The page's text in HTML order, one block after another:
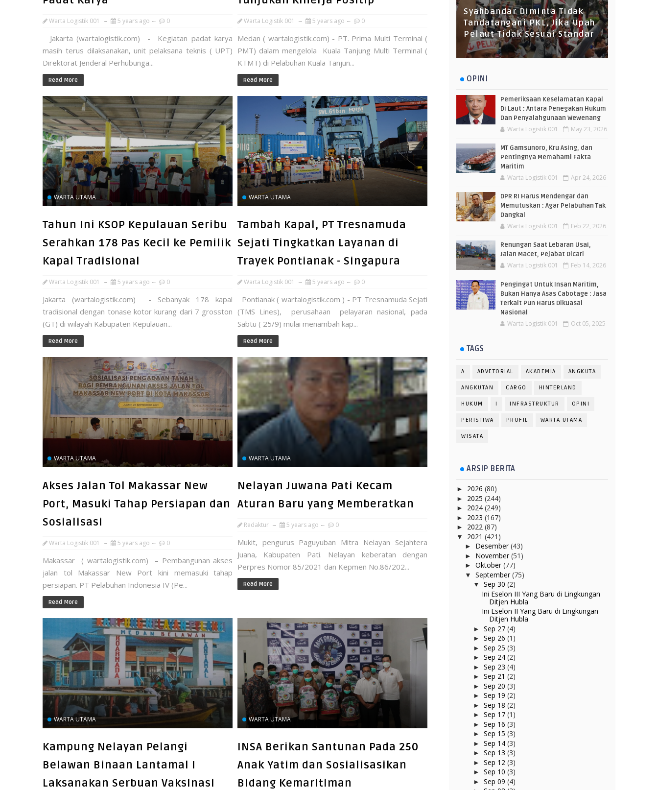
Warta Logistik 001 5 years ago 0
Jakarta (wartalogistik.com) - Kegiatan padat karya
masih terus dilaksanakan, unit pelaksana teknis ( UPT)
Direktorat Jenderal Perhubunga...
Read More
Warta Logistik 001 5 years ago 0
Medan ( wartalogistik.com) - PT. Prima Multi Terminal (
PMT) dalam mengelola Kuala Tanjung Multi Terminal (
KTMT) di Pelabuhan Kuala Tanjun...
Read More
WARTA UTAMA
Tahun Ini KSOP Kepulauan Seribu
Serahkan 178 Pas Kecil ke Pemilik
Kapal Tradisional
Warta Logistik 001 5 years ago 0
Jakarta (wartalogistik.com) - Sebanyak 178 kapal
tradisional dengan tonase kotor kurang dari 7 grosston
(GT) di wilayah Kabupaten Kepulauan...
Read More
WARTA UTAMA
Tambah Kapal, PT Tresnamuda
Sejati Tingkatkan Layanan di
Trayek Pontianak - Singapura
Warta Logistik 001 5 years ago 0
Pontianak ( wartalogistik.com ) - PT Tresnamuda Sejati
(TMS Lines), perusahaan pelayaran nasional, pada
Sabtu ( 25/9) mulai menambah kap...
Read More
WARTA UTAMA
Akses Jalan Tol Makassar New
Port, Masuki Tahap Persiapan dan
Sosialisasi
Warta Logistik 001 5 years ago 0
Makassar ( wartalogistik.com) – Pembangunan akses
jalan tol Makassar New Port kini memasuki tahap
persiapan. PT Pelabuhan Indonesia IV (Pe...
Read More
WARTA UTAMA
Nelayan Juwana Pati Kecam
Aturan Baru yang Memberatkan
Redaktur 5 years ago 0
Mukit, pengurus Paguyuban Mitra Nelayan Sejahtera
Juana, Kabupaten Pati. Nelayan keberatan dengan
Perpres Nomor 85/2021 dan Kepmen No.86/202...
Read More
WARTA UTAMA
Kampung Nelayan Pelangi
Belawan Binaan Lantamal I
Laksanakan Serbuan Vaksinasi
WARTA UTAMA
INSA Berikan Santunan Pada 250
Anak Yatim dan Sosialisasikan
Bidang Kemaritiman
Syahbandar Diminta Tidak
Tandatangani PKL, Jika Upah
Pelaut Tidak Sesuai Standar
OPINI
Pemeriksaan Keselamatan Kapal
Di Laut : Antara Penegakan Hukum
Dan Penyalahgunaan Wewenang
Warta Logistik 001 May 23, 2026
MT Gamsunoro, Kru Asing, dan
Pentingnya Memahami Fakta
Maritim
Warta Logistik 001 Apr 24, 2026
DPR RI Harus Mendengar dan
Memutuskan : Agar Pelabuhan Tak
Dangkal
Warta Logistik 001 Feb 22, 2026
Renungan Saat Lebaran Usai,
Jalan Macet, Pejabat Dicari
Warta Logistik 001 Feb 14, 2026
Pengingat Untuk Insan Maritim,
Bukan Hanya Asas Cabotage : Jasa
Terkait Pun Harus Dikuasai
Nasional
Warta Logistik 001 Oct 05, 2025
TAGS
A ADVETORIAL AKADEMIA ANGKUTA
ANGKUTAN CARGO HINTERLAND
HUKUM I INFRASTRUKTUR OPINI
PERISTIWA PROFIL WARTA UTAMA
WISATA
ARSIP BERITA
► 2026 (80)
► 2025 (244)
► 2024 (249)
► 2023 (167)
► 2022 (87)
▼ 2021 (421)
► Desember(43)
► November(51)
► Oktober(77)
▼ September(75)
▼ Sep 30 (2)
Ini Eselon III Yang Baru di Lingkungan
Ditjen Hubla
Ini Eselon II Yang Baru di Lingkungan
Ditjen Hubla
► Sep 27 (4)
► Sep 26 (1)
► Sep 25 (3)
► Sep 24 (2)
► Sep 23 (4)
► Sep 21 (2)
► Sep 20 (3)
► Sep 19 (2)
► Sep 18 (2)
► Sep 17 (1)
► Sep 16 (3)
► Sep 15 (3)
► Sep 14 (3)
► Sep 13 (3)
► Sep 12 (3)
► Sep 10 (3)
► Sep 09 (4)